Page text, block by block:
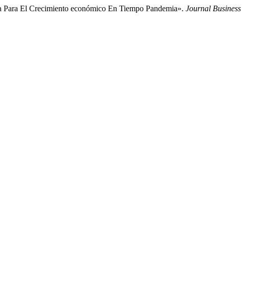
El Crecimiento económico En Tiempo Pandemia». Journal Business